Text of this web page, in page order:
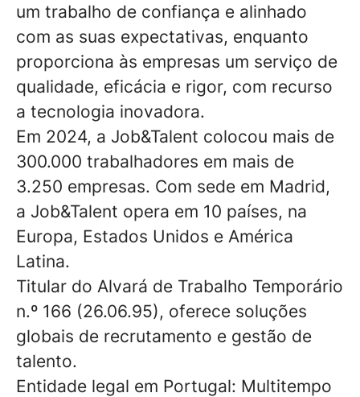
um trabalho de confiança e alinhado
com as suas expectativas, enquanto
proporciona às empresas um serviço de
qualidade, eficácia e rigor, com recurso
a tecnologia inovadora.
Em 2024, a Job&Talent colocou mais de
300.000 trabalhadores em mais de
3.250 empresas. Com sede em Madrid,
a Job&Talent opera em 10 países, na
Europa, Estados Unidos e América
Latina.
Titular do Alvará de Trabalho Temporário
n.º 166 (26.06.95), oferece soluções
globais de recrutamento e gestão de
talento.
Entidade legal em Portugal: Multitempo